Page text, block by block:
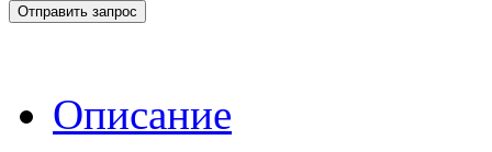
Отправить запрос
Описание